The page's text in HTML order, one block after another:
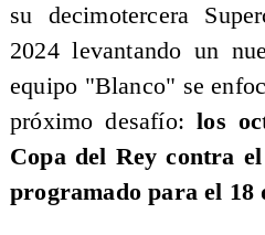
su decimotercera
2024 levantando un
equipo "Blanco" se
próximo desafío:los
Copa del Rey contra
programado para el 18